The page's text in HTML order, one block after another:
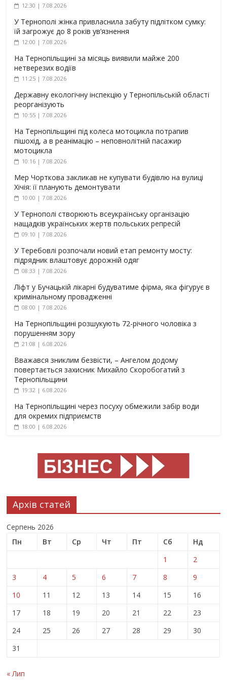
12:30 | 7.08.2026
У Тернополі жінка привласнила забуту підлітком сумку:
їй загрожує до 8 років ув’язнення
12:00 | 7.08.2026
На Тернопільщині за місяць виявили майже 200
нетверезих водіїв
11:25 | 7.08.2026
Державну екологічну інспекцію у Тернопільській області
реорганізують
10:55 | 7.08.2026
На Тернопільщині під колеса мотоцикла потрапив
пішохід, а в реанімацію – неповнолітній пасажир
мотоцикла
10:16 | 7.08.2026
Мер Чорткова закликав не купувати будівлю на вулиці
Хічія: її планують демонтувати
10:00 | 7.08.2026
У Тернополі створюють всеукраїнську організацію
нащадків українських жертв польських репресій
09:10 | 7.08.2026
У Теребовлі розпочали новий етап ремонту мосту:
підрядник влаштовує дорожній одяг
08:33 | 7.08.2026
Ліфт у Бучацькій лікарні будуватиме фірма, яка фігурує в
кримінальному провадженні
08:00 | 7.08.2026
На Тернопільщині розшукують 72-річного чоловіка з
порушенням зору
21:08 | 6.08.2026
Вважався зниклим безвісти, – Ангелом додому
повертається захисник Михайло Скоробогатий з
Тернопільщини
19:32 | 6.08.2026
На Тернопільщині через посуху обмежили забір води
для окремих підприємств
18:00 | 6.08.2026
Архів статей
Серпень 2026
Пн
Вт Ср Чт Пт Сб
Нд
1
2
3
4 5 6 7 8
9
10
11 12 13 14 15
16
17
18 19 20 21 22
23
24
25 26 27 28 29
30
31
« Лип